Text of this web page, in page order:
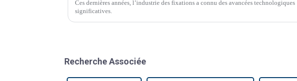
Ces dernières années, l’industrie des fixations a connu des avancées technologiques
significatives.
Recherche Associée